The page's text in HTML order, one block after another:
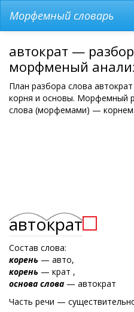
Морфемный словарь
автократ —
морфменый
План разбора слова
корня и основы. Морфемный
слова (морфемами) — корнем.
автократ
Состав слова:
корень — авто,
корень — крат ,
основа слова — автократ
Часть речи —